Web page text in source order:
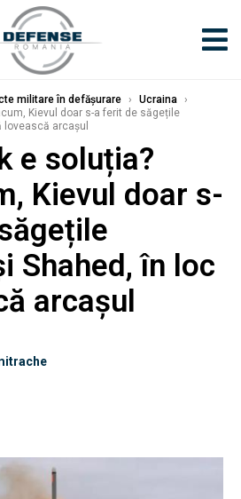
militare în defășurare › Ucraina ›
Kievul doar s-a ferit de săgețile
lovească arcașul
e soluția?
Kievul doar s-
Shahed, în loc
arcașul